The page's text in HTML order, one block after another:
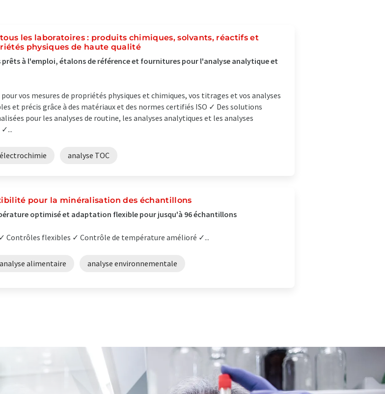
les laboratoires : produits chimiques, solvants, réactifs et
physiques de haute qualité
à l'emploi, étalons de référence et fournitures pour l'analyse analytique et
vos mesures de propriétés physiques et chimiques, vos titrages et vos analyses
et précis grâce à des matériaux et des normes certifiés ISO ✓ Des solutions
pour les analyses de routine, les analyses analytiques et les analyses
électrochimie analyse TOC
pour la minéralisation des échantillons
optimisé et adaptation flexible pour jusqu'à 96 échantillons
Contrôles flexibles ✓ Contrôle de température amélioré ✓...
analyse alimentaire analyse environnementale